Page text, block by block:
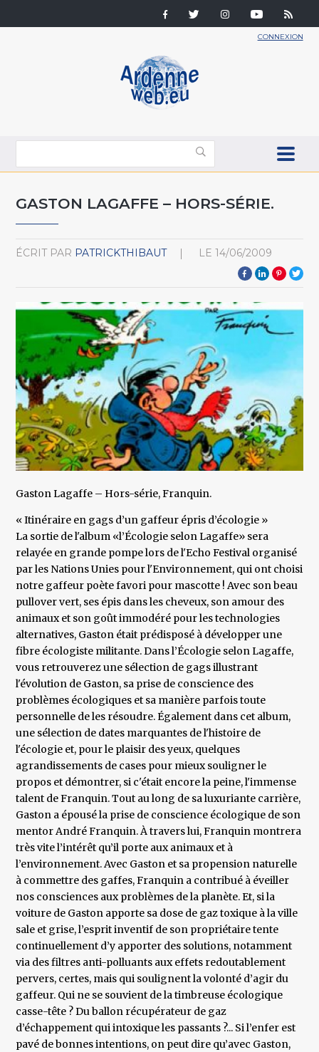
CONNEXION
GASTON LAGAFFE – HORS-SÉRIE.
ÉCRIT PAR PATRICKTHIBAUT LE 14/06/2009
Gaston Lagaffe – Hors-série, Franquin.
« Itinéraire en gags d’un gaffeur épris d’écologie »
La sortie de l'album «l’Écologie selon Lagaffe» sera
relayée en grande pompe lors de l'Echo Festival organisé
par les Nations Unies pour l'Environnement, qui ont choisi
notre gaffeur poète favori pour mascotte ! Avec son beau
pullover vert, ses épis dans les cheveux, son amour des
animaux et son goût immodéré pour les technologies
alternatives, Gaston était prédisposé à développer une
fibre écologiste militante. Dans l’Écologie selon Lagaffe,
vous retrouverez une sélection de gags illustrant
l'évolution de Gaston, sa prise de conscience des
problèmes écologiques et sa manière parfois toute
personnelle de les résoudre. Également dans cet album,
une sélection de dates marquantes de l'histoire de
l'écologie et, pour le plaisir des yeux, quelques
agrandissements de cases pour mieux souligner le
propos et démontrer, si c'était encore la peine, l'immense
talent de Franquin. Tout au long de sa luxuriante carrière,
Gaston a épousé la prise de conscience écologique de son
mentor André Franquin. À travers lui, Franquin montrera
très vite l’intérêt qu’il porte aux animaux et à
l’environnement. Avec Gaston et sa propension naturelle
à commettre des gaffes, Franquin a contribué à éveiller
nos consciences aux problèmes de la planète. Et, si la
voiture de Gaston apporte sa dose de gaz toxique à la ville
sale et grise, l’esprit inventif de son propriétaire tente
continuellement d’y apporter des solutions, notamment
via des filtres anti-polluants aux effets redoutablement
pervers, certes, mais qui soulignent la volonté d’agir du
gaffeur. Qui ne se souvient de la timbreuse écologique
casse-tête ? Du ballon récupérateur de gaz
d’échappement qui intoxique les passants ?... Si l’enfer est
pavé de bonnes intentions, on peut dire qu’avec Gaston,